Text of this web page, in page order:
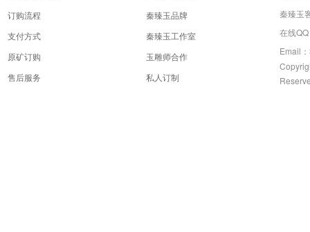
订购流程
支付方式
原矿订购
售后服务
秦臻玉品牌
秦臻玉工作室
玉雕师合作
私人订制
秦臻玉
在线
Email